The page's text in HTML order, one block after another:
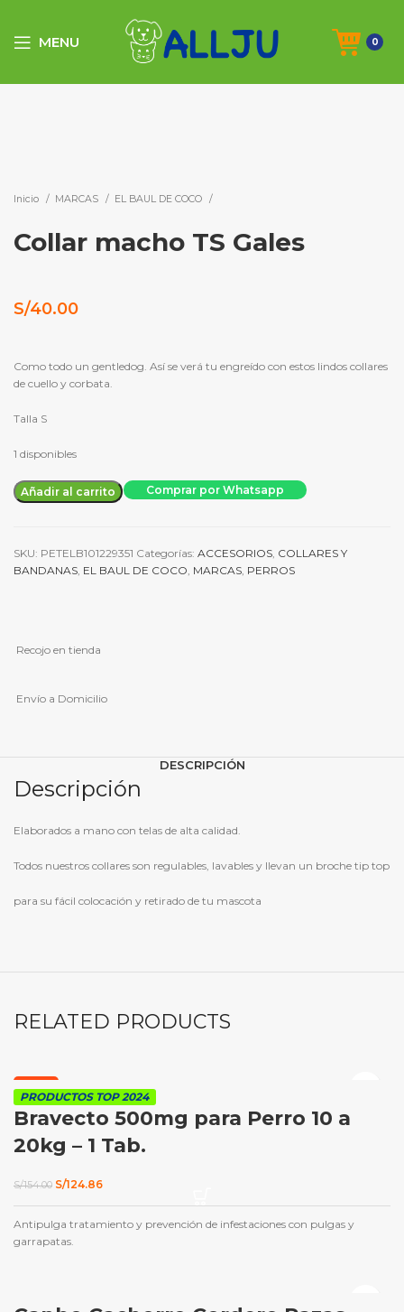
MENU 0
Inicio MARCAS EL BAUL DE COCO
Collar macho TS Gales
S/40.00
Como todo un gentledog. Así se verá tu engreído con estos lindos collares
de cuello y corbata.
Talla S
1 disponibles
Collar
Gales
cantidad
Añadir al carrito Comprar por Whatsapp
SKU: PETELB101229351 Categorías: ACCESORIOS, COLLARES Y
BANDANAS, EL BAUL DE COCO, MARCAS, PERROS
Recojo en tienda
Envío a Domicilio
DESCRIPCIÓN
Descripción
Elaborados a mano con telas de alta calidad.
Todos nuestros collares son regulables, lavables y llevan un broche tip top
para su fácil colocación y retirado de tu mascota
RELATED PRODUCTS
PRODUCTOS TOP 2024
Bravecto 500mg para Perro 10 a
20kg – 1 Tab.
S/154.00 El
original
era:
S/154.00.
S/124.86El
actual
es:
Antipulga tratamiento y prevención de infestaciones con pulgas y
garrapatas.